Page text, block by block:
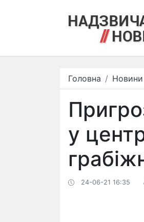
Головна Новини
у
24-06-21 16:35